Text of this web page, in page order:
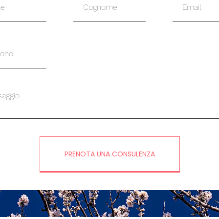
PRENOTA UNA CONSULENZA